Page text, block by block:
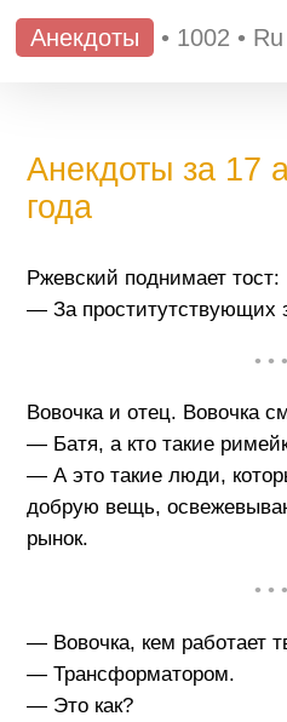
Анекдоты • 1002 • Ru
Анекдоты за 17
года
Ржевский поднимает тост:
— За проститутствующих
• • •
Вовочка и отец. Вовочка
— Батя, а кто такие
— А это такие люди,
добрую вещь,
рынок.
• • •
— Вовочка, кем работает
— Трансформатором.
— Это как?